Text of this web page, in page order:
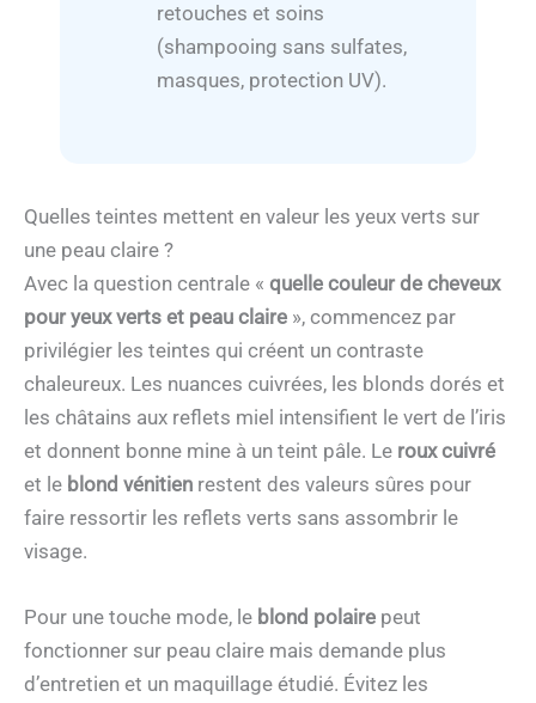
retouches et soins
(shampooing sans sulfates,
masques, protection UV).
Quelles teintes mettent en valeur les yeux verts sur
une peau claire ?
Avec la question centrale « quelle couleur de cheveux
pour yeux verts et peau claire », commencez par
privilégier les teintes qui créent un contraste
chaleureux. Les nuances cuivrées, les blonds dorés et
les châtains aux reflets miel intensifient le vert de l’iris
et donnent bonne mine à un teint pâle. Le roux cuivré
et le blond vénitien restent des valeurs sûres pour
faire ressortir les reflets verts sans assombrir le
visage.
Pour une touche mode, le blond polaire peut
fonctionner sur peau claire mais demande plus
d’entretien et un maquillage étudié. Évitez les